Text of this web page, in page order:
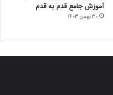
آموزش جامع قدم به قدم
30 بهمن 1403